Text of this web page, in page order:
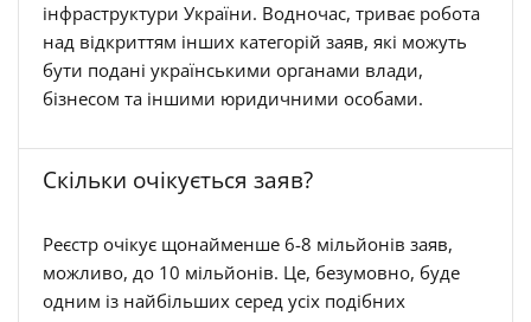
інфраструктури України. Водночас, триває робота
над відкриттям інших категорій заяв, які можуть
бути подані українськими органами влади,
бізнесом та іншими юридичними особами.
Скільки очікується заяв?
Реєстр очікує щонайменше 6-8 мільйонів заяв,
можливо, до 10 мільйонів. Це, безумовно, буде
одним із найбільших серед усіх подібних